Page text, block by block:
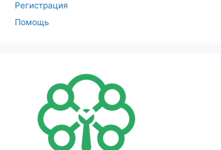
Регистрация
Помощь